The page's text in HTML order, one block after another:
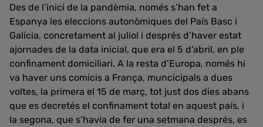
Des de l’inici de la pandèmia, només s’han fet a
Espanya les eleccions autonòmiques del País Basc i
Galícia, concretament al juliol i després d’haver estat
ajornades de la data inicial, que era el 5 d’abril, en ple
confinament domiciliari. A la resta d’Europa, només hi
va haver uns comicis a França, muncicipals a dues
voltes, la primera el 15 de març, tot just dos dies abans
que es decretés el confinament total en aquest país, i
la segona, que s’havia de fer una setmana després, es